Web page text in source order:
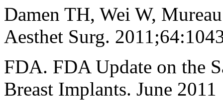
Damen TH, Wei W,
Aesthet Surg.
FDA. FDA Update on the
Breast Implants. June 2011